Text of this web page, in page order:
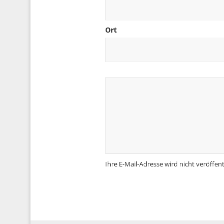
Ort
Ihre E-Mail-Adresse wird nicht